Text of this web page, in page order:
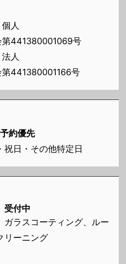
人
441380001069号
人
441380001166号
予約優先
祝日・その他特定日
受付中
ガラスコーティング、ルー
リーニング